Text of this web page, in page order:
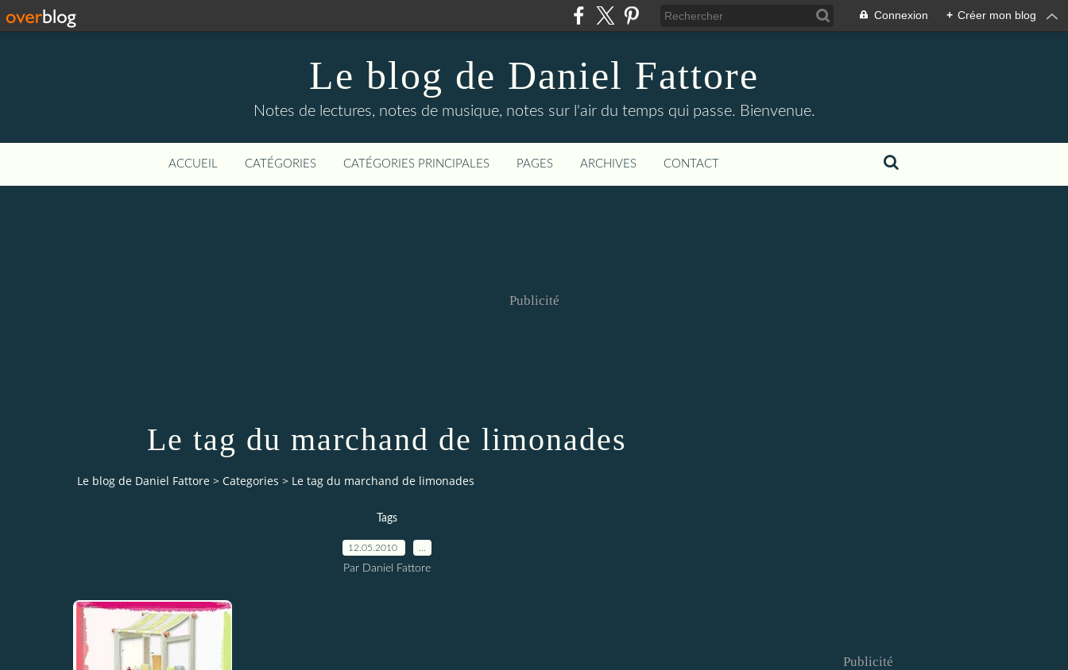
Connexion + Créer mon blog
Le blog de Daniel Fattore
Notes de lectures, notes de musique, notes sur l'air du temps qui passe. Bienvenue.
ACCUEIL CATÉGORIES CATÉGORIES PRINCIPALES PAGES ARCHIVES CONTACT
Publicité
Le tag du marchand de limonades
Le blog de Daniel Fattore > Categories > Le tag du marchand de limonades
Tags
12.05.2010
Par Daniel Fattore
Publicité